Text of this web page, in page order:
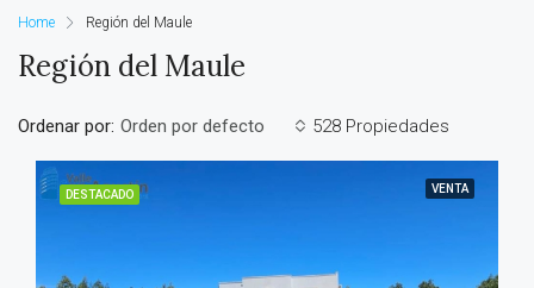
Home Región del Maule
Región del Maule
528 Propiedades
Ordenar por: Orden por defecto
DESTACADO VENTA